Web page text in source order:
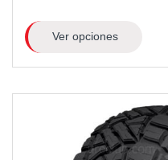
Ver opciones